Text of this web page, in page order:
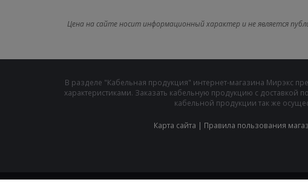
Цена на сайте носит информационный характер и не является
В разделе "Кабельная продукция" интернет-магазина Мирэкс
характеристиками. Заказать кабельную продукцию с
кабельной продукции так же
Карта сайта | Правила пользования